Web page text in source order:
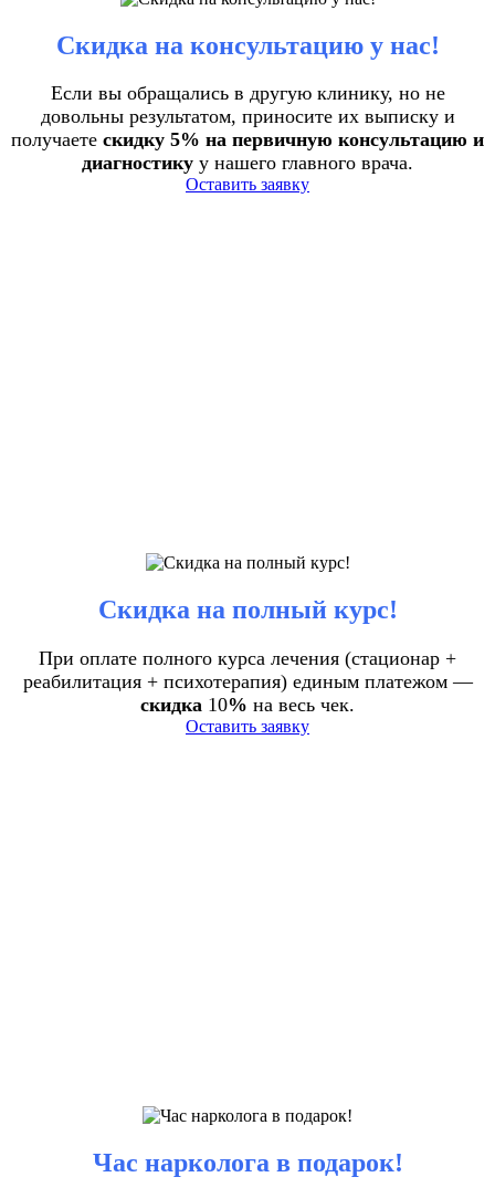
Скидка на консультацию у нас!
Если вы обращались в другую клинику, но не
довольны результатом, приносите их выписку и
получаете скидку 5% на первичную консультацию и
диагностику у нашего главного врача.
Оставить заявку
Скидка на полный курс!
При оплате полного курса лечения (стационар +
реабилитация + психотерапия) единым платежом —
скидка 10% на весь чек.
Оставить заявку
Час нарколога в подарок!